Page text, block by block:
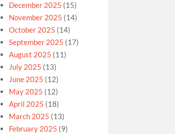
December 2025 (15)
November 2025 (14)
October 2025 (14)
September 2025 (17)
August 2025 (11)
July 2025 (13)
June 2025 (12)
May 2025 (12)
April 2025 (18)
March 2025 (13)
February 2025 (9)